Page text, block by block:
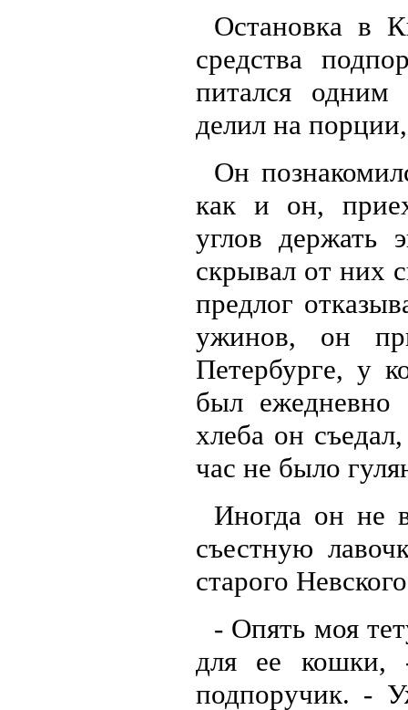
Остановка в
средства
питался одним
делил на
Он
как и он,
углов держать
скрывал от них
предлог
ужинов, он
Петербурге, у
был
хлеба он
час не было
Иногда он не
съестную
старого
- Опять моя
для ее кошки,
подпоручик. -